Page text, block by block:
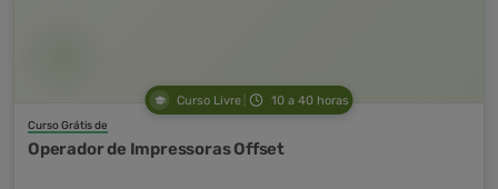
Curso Livre 10 a 40 horas
Curso Grátis de
Operador de Impressoras Offset